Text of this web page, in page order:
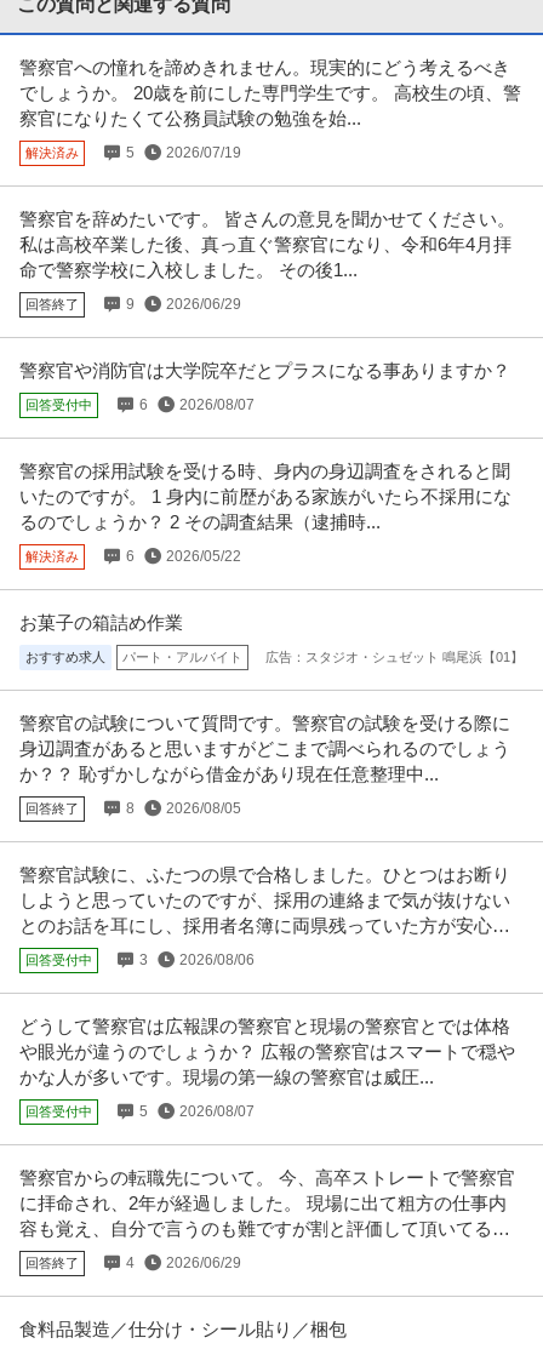
建設コンサルタント ／ 「未来の代表候補 ／ 機械設備設計」60年
続く技術のバトンを継ぐ／経営幹部募集／官公庁案件100％（警察
署や学校等の改修）
株式会社樹設計
職場内禁煙
年収800万円〜1,000万円
【職種】建築・土木＞建設コンサルタント 【業種】建設＞建設・建築・土木
※会員属性などに応じ、当該…続きを見る
提供：ビズリーチ
神田／在宅勤務可／設備設計面接1回／上流工程から参画／公共施
設8割・大和ハウスG／土日祝休
株式会社マルタ設計
新着 正社員
株式会社マルタ設計 【神田/在宅勤務可】設備設計◆面接1回／上流工程から
参画／公共施設8割・大和ハ…続きを見る
茗荷谷／意匠設計官公庁関連施設の設計官公庁との取引多数／資
格取得支援有／一級建築士／土日祝休
株式会社泉創建エンジニアリング
正社員 交通費支給 学歴不問 昇給あり
年収600万円〜700万円
株式会社泉創建エンジニアリング 【茗荷谷】意匠設計◆官公庁関連施設の設
計◆官公庁との取引多数／資格
東京／東日本橋／建築積算（商業施設・府庁など）年休121日(土
日祝)／福利厚生充実！転勤無
株式会社綜合積算
新着 正社員 未経験OK 交通費支給 昇給あり
年収500万円〜600万円
株式会社綜合積算 【東京／東日本橋】建築積算（商業施設・府庁など）◆年
休121日(土日祝)／福利厚
電気工事の職人・職長／賞与年4~7か月夜勤なし公共工事のみほぼ
東京23区内のみ元請会社の職人
日東電工株式会社
昇給あり 資格取得支援制度 夜勤なし
【職種】建築・土木＞その他 【業種】建設＞設備・電気 ※会員属性などに応
提供：ビズリーチ
この質問と関連する質問
警察官への憧れを諦めきれません。現実的にどう考えるべき
でしょうか。 20歳を前にした専門学生です。 高校生の頃、警
察官になりたくて公務員試験の勉強を始...
解決済み 5 2026/07/19
警察官を辞めたいです。 皆さんの意見を聞かせてください。
私は高校卒業した後、真っ直ぐ警察官になり、令和6年4月拝
命で警察学校に入校しました。 その後1...
回答終了 9 2026/06/29
警察官や消防官は大学院卒だとプラスになる事ありますか？
回答受付中 6 2026/08/07
警察官の採用試験を受ける時、身内の身辺調査をされると聞
いたのですが。 1 身内に前歴がある家族がいたら不採用にな
るのでしょうか？ 2 その調査結果（逮捕時...
解決済み 6 2026/05/22
お菓子の箱詰め作業
おすすめ求人 パート・アルバイト 広告：スタジオ・シュゼット 鳴尾浜【01】
警察官の試験について質問です。警察官の試験を受ける際に
身辺調査があると思いますがどこまで調べられるのでしょう
か？？ 恥ずかしながら借金があり現在任意整理中...
回答終了 8 2026/08/05
警察官試験に、ふたつの県で合格しました。ひとつはお断り
しようと思っていたのですが、採用の連絡まで気が抜けない
とのお話を耳にし、採用者名簿に両県残っていた方が安心な
のかと思いました。
回答受付中 3 2026/08/06
どうして警察官は広報課の警察官と現場の警察官とでは体格
や眼光が違うのでしょうか？ 広報の警察官はスマートで穏や
かな人が多いです。現場の第一線の警察官は威圧...
回答受付中 5 2026/08/07
警察官からの転職先について。 今、高卒ストレートで警察官
に拝命され、2年が経過しました。 現場に出て粗方の仕事内
容も覚え、自分で言うのも難ですが割と評価して頂いてる方
だと思います。
回答終了 4 2026/06/29
食料品製造／仕分け・シール貼り／梱包